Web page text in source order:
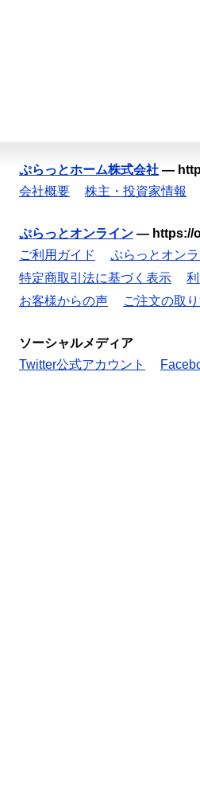
ぷらっとホーム株式会社 —
会社概要
株主・投資家情報
ぷらっとオンライン — https://
ご利用ガイド
ぷらっとオン
特定商取引法に基づく表示
お客様からの声
ご注文の取
ソーシャルメディア
Twitter公式アカウント